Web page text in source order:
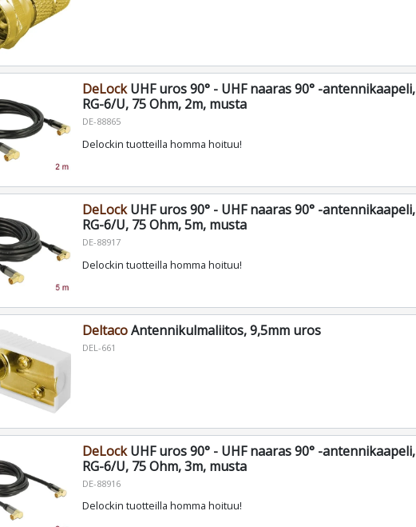
DeLockUHF uros 90° - UHF naaras 90° -antennikaapeli,
RG-6/U, 75 Ohm, 2m, musta
DE-88865
Delockin tuotteilla homma hoituu!
DeLockUHF uros 90° - UHF naaras 90° -antennikaapeli,
RG-6/U, 75 Ohm, 5m, musta
DE-88917
Delockin tuotteilla homma hoituu!
DeltacoAntennikulmaliitos, 9,5mm uros
DEL-661
DeLockUHF uros 90° - UHF naaras 90° -antennikaapeli,
RG-6/U, 75 Ohm, 3m, musta
DE-88916
Delockin tuotteilla homma hoituu!